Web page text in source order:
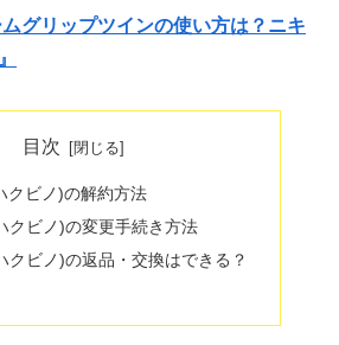
ムグリップツインの使い方は？ニキ
目次
クビノ)の解約方法
クビノ)の変更手続き方法
クビノ)の返品・交換はできる？